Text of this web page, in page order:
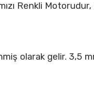
Renkli Motorudur,
olarak gelir. 3,5